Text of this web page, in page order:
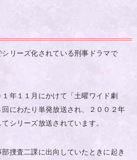
リーズ化されている刑事ドラマで
年１１月にかけて「土曜ワイド劇
にわたり単発放送され、２００２年
シリーズ放送されています。
捜査二課に出向していたときに起き